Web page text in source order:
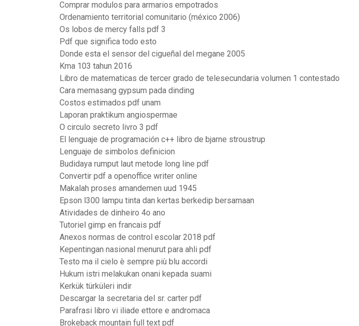
Comprar modulos para armarios empotrados
Ordenamiento territorial comunitario (méxico 2006)
Os lobos de mercy falls pdf 3
Pdf que significa todo esto
Donde esta el sensor del cigueñal del megane 2005
Kma 103 tahun 2016
Libro de matematicas de tercer grado de telesecundaria volumen 1 contestado
Cara memasang gypsum pada dinding
Costos estimados pdf unam
Laporan praktikum angiospermae
O circulo secreto livro 3 pdf
El lenguaje de programación c++ libro de bjarne stroustrup
Lenguaje de simbolos definicion
Budidaya rumput laut metode long line pdf
Convertir pdf a openoffice writer online
Makalah proses amandemen uud 1945
Epson l300 lampu tinta dan kertas berkedip bersamaan
Atividades de dinheiro 4o ano
Tutoriel gimp en francais pdf
Anexos normas de control escolar 2018 pdf
Kepentingan nasional menurut para ahli pdf
Testo ma il cielo è sempre più blu accordi
Hukum istri melakukan onani kepada suami
Kerkük türküleri indir
Descargar la secretaria del sr. carter pdf
Parafrasi libro vi iliade ettore e andromaca
Brokeback mountain full text pdf